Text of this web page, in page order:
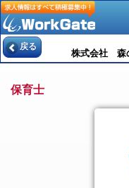
戻る
株式会社 森
保育士